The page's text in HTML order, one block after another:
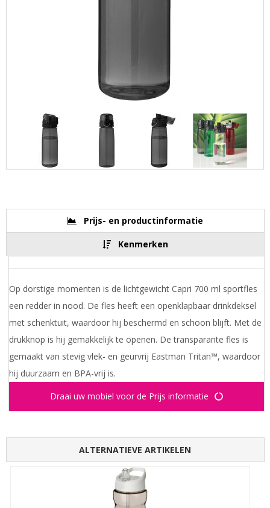
Prijs- en productinformatie
Kenmerken
Op dorstige momenten is de lichtgewicht Capri 700 ml sportfles
een redder in nood. De fles heeft een openklapbaar drinkdeksel
met schenktuit, waardoor hij beschermd en schoon blijft. Met de
drukknop is hij gemakkelijk te openen. De transparante fles is
gemaakt van stevig vlek- en geurvrij Eastman Tritan™, waardoor
hij duurzaam en BPA-vrij is.
Draai uw mobiel voor de Prijs informatie
ALTERNATIEVE ARTIKELEN